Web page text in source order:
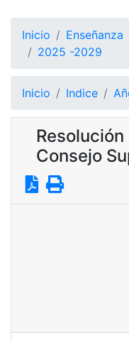
Inicio Enseñanza
2025 -2029
Inicio Indice
Consejo